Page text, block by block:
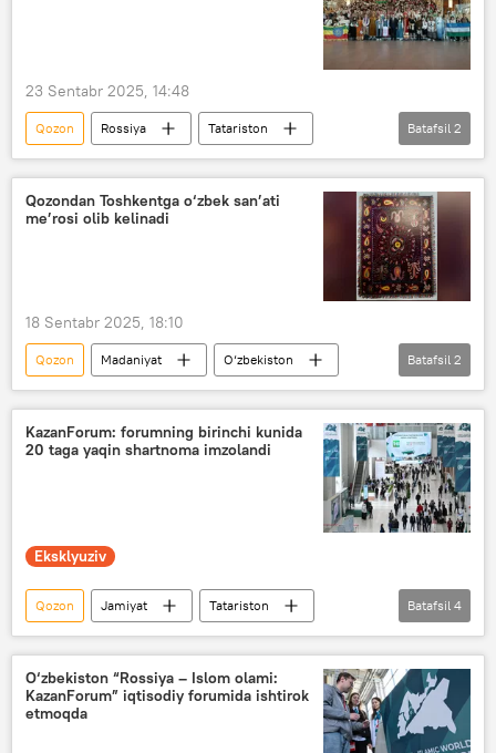
23 Sentabr 2025, 14:48
Qozon Rossiya
Tatariston
ijodiy tanlov
olimpiada
Batafsil 2
Qozondan Toshkentga o‘zbek san’ati
me’rosi olib kelinadi
18 Sentabr 2025, 18:10
Qozon Madaniyat
O‘zbekiston
Islom sivilizatsiyasi markazi
ko‘rgazma
Batafsil 2
KazanForum: forumning birinchi kunida
20 taga yaqin shartnoma imzolandi
Eksklyuziv
Qozon Jamiyat
Tatariston
Rossiya
O‘zbekiston
forum
Rossiya — Islom olami: KazanForum
Batafsil 4
O‘zbekiston “Rossiya – Islom olami:
KazanForum” iqtisodiy forumida ishtirok
etmoqda